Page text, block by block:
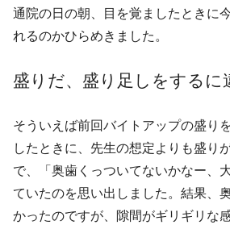
通院の日の朝、目を覚ましたときに
れるのかひらめきました。
盛りだ、盛り足しをするに
そういえば前回バイトアップの盛り
したときに、先生の想定よりも盛り
で、「奥歯くっついてないかなー、
ていたのを思い出しました。結果、
かったのですが、隙間がギリギリな